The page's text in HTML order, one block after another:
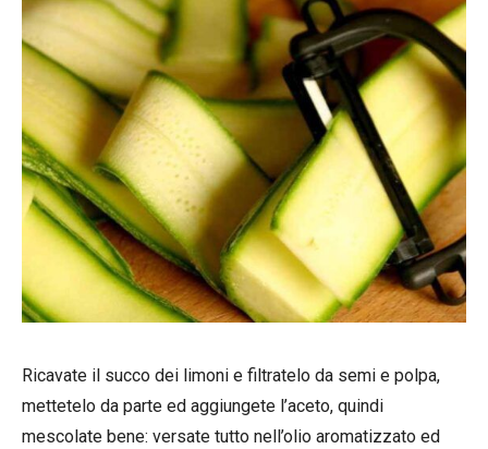
Ricavate il succo dei limoni e filtratelo da semi e polpa,
mettetelo da parte ed aggiungete l’aceto, quindi
mescolate bene: versate tutto nell’olio aromatizzato ed